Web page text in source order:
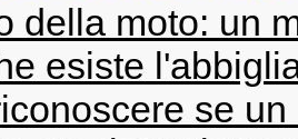
della moto: un
esiste
se